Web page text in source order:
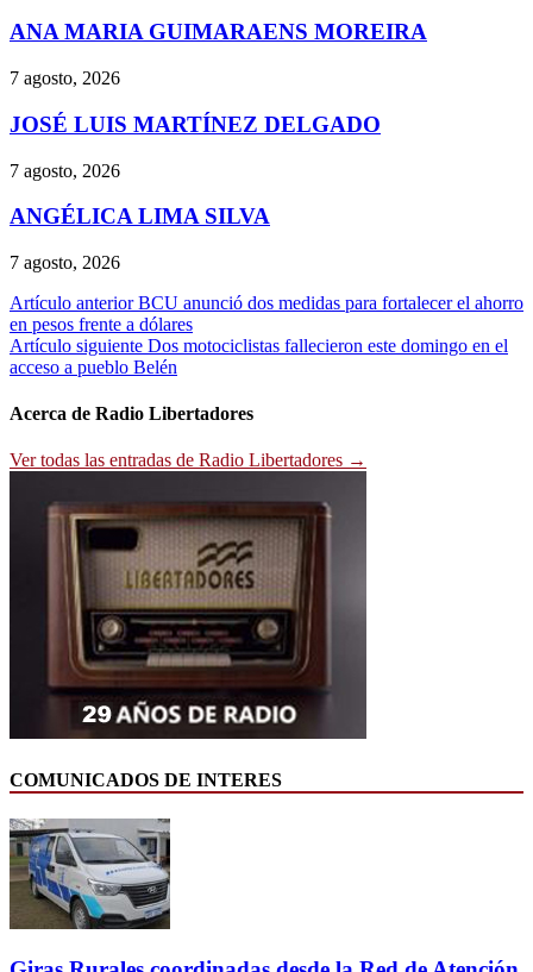
ANA MARIA GUIMARAENS MOREIRA
7 agosto, 2026
JOSÉ LUIS MARTÍNEZ DELGADO
7 agosto, 2026
ANGÉLICA LIMA SILVA
7 agosto, 2026
Navegación
de
entradas
Artículo anterior BCU anunció dos medidas para fortalecer el ahorro
en pesos frente a dólares
Artículo siguiente Dos motociclistas fallecieron este domingo en el
acceso a pueblo Belén
Acerca de Radio Libertadores
Ver todas las entradas de Radio Libertadores →
COMUNICADOS DE INTERES